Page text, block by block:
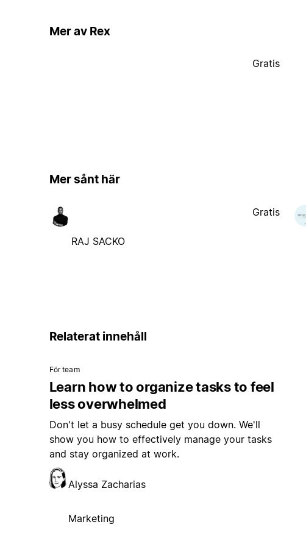
Mer av Rex
Gratis
Mer sånt här
RAJ SACKO
Gratis
Relaterat innehåll
För team
Learn how to organize tasks to feel
less overwhelmed
Don't let a busy schedule get you down. We'll
show you how to effectively manage your tasks
and stay organized at work.
Alyssa Zacharias
Marketing